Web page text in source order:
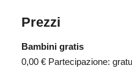
Prezzi
Bambini gratis
0,00 € Partecipazione: